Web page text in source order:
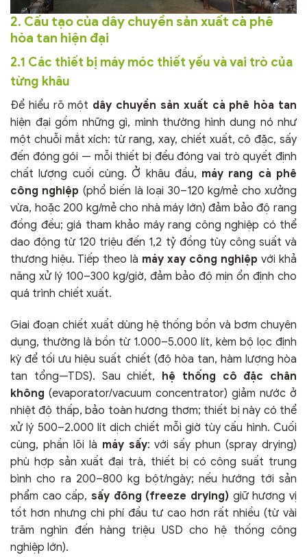
2. Cấu tạo của dây chuyền sản xuất cà phê
hòa tan hiện đại
2.1 Các thiết bị máy móc thiết yếu và vai trò của
từng khâu
Để hiểu rõ một dây chuyền sản xuất cà phê hòa tan
hiện đại gồm những gì, mình thường hình dung nó như
một chuỗi mắt xích: từ rang, xay, chiết xuất, cô đặc, sấy
đến đóng gói — mỗi thiết bị đều đóng vai trò quyết định
chất lượng cuối cùng. Ở khâu đầu, máy rang cà phê
công nghiệp (phổ biến là loại 30–120 kg/mẻ cho xưởng
vừa, hoặc 200 kg/mẻ cho nhà máy lớn) đảm bảo độ rang
đồng đều; giá tham khảo máy rang công nghiệp có thể
dao động từ 120 triệu đến 1,2 tỷ đồng tùy công suất và
thương hiệu. Tiếp theo là máy xay công nghiệp với khả
năng xử lý 100–300 kg/giờ, đảm bảo độ mịn ổn định cho
quá trình chiết xuất.
Giai đoạn chiết xuất dùng hệ thống bồn và bơm chuyên
dụng, thường là bồn từ 1.000–5.000 lít, kèm bộ lọc định
kỳ để tối ưu hiệu suất chiết (độ hòa tan, hàm lượng hòa
tan tổng—TDS). Sau chiết, hệ thống cô đặc chân
không (evaporator/vacuum concentrator) giảm nước ở
nhiệt độ thấp, bảo toàn hương thơm; thiết bị này có thể
xử lý 500–2.000 lít dịch chiết mỗi giờ tùy cấu hình. Cuối
cùng, phần lõi là máy sấy: với sấy phun (spray drying)
phù hợp sản xuất đại trà, thiết bị có công suất trung
bình cho ra 200–800 kg bột/ngày; nếu hướng tới sản
phẩm cao cấp, sấy đông (freeze drying) giữ hương vị
tốt hơn nhưng chi phí đầu tư cao hơn rất nhiều (từ vài
trăm nghìn đến hàng triệu USD cho hệ thống công
nghiệp lớn).